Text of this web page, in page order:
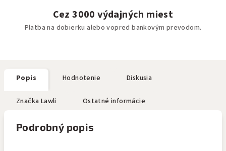
Cez 3000 výdajných miest
Platba na dobierku alebo vopred bankovým prevodom.
Popis Hodnotenie Diskusia
Značka Lawli Ostatné informácie
Podrobný popis